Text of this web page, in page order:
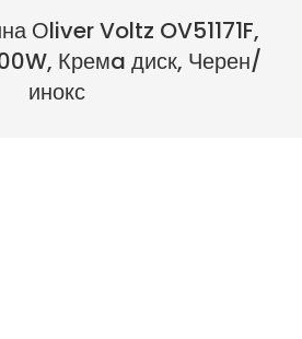
Оliver Voltz OV51171F,
Кремa диск, Черен/
инокс